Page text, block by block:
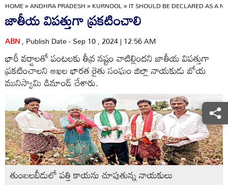
HOME»ANDHRA PRADESH»KURNOOL»IT SHOULD BE DECLARED AS A
జాతీయ విపత్తుగా ప్రకటించాలి
ABN, Publish Date - Sep 10 , 2024 | 12:56 AM
భారీ వర్షాలతో పంటలకు తీవ్ర నష్టం వాటిల్లిందని జాతీయ విపత్తుగా
ప్రకటించాలని అఖల భారత రైతు సంఘం జిల్లా నాయకుడు బోయ
మునిస్వామి డిమాండ్‌ చేశారు.
తుంబలబీడులో పత్తి కాయను చూపుతున్న నాయకులు